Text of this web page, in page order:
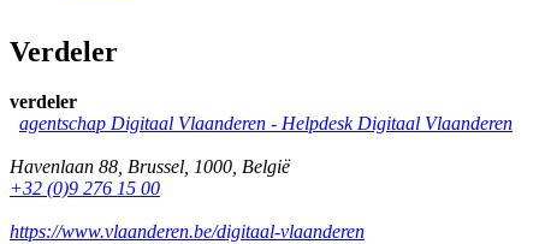
Verdeler
verdeler
agentschap Digitaal Vlaanderen - Helpdesk Digitaal Vlaanderen
Havenlaan 88, Brussel, 1000, België
+32 (0)9 276 15 00
https://www.vlaanderen.be/digitaal-vlaanderen